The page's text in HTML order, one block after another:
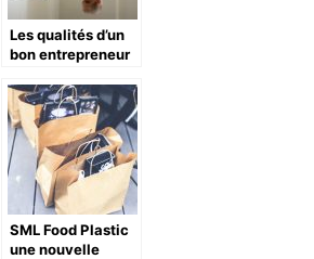
Les qualités d’un
bon entrepreneur
SML Food Plastic
une nouvelle